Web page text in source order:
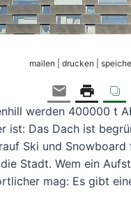
mailen | drucken |
werden 400000 t
ist: Das Dach ist
Ski und
Stadt. Wem ein
mag: Es gibt